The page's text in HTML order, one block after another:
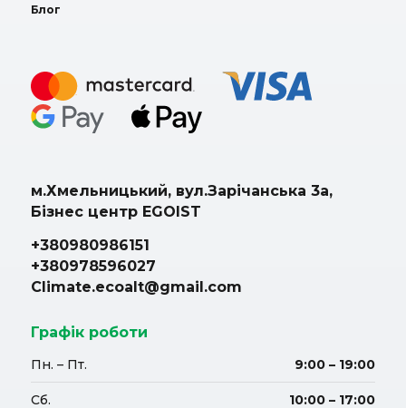
Блог
м.Хмельницький, вул.Зарічанська 3а,
Бізнес центр EGOIST
+380980986151
+380978596027
Climate.ecoalt@gmail.com
Графік роботи
Пн. – Пт. 9:00 – 19:00
Сб. 10:00 – 17:00